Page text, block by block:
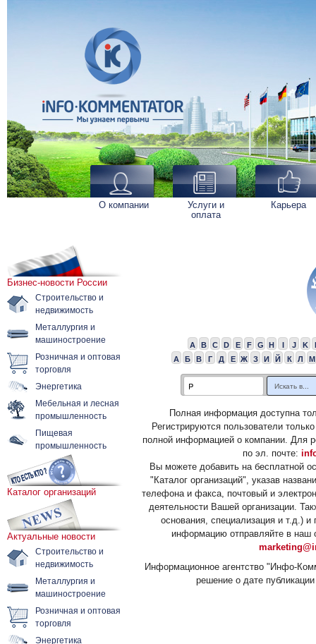
О компании
Услуги и
оплата
Карьера
Бизнес-новости России
Строительство и
недвижимость
Металлургия и
машиностроение
Розничная и оптовая
торговля
Энергетика
Мебельная и лесная
промышленность
Пищевая
промышленность
Каталог организаций
Актуальные новости
Строительство и
недвижимость
Металлургия и
машиностроение
Розничная и оптовая
торговля
Энергетика
A B C D E F G H I J K
А
Б В Г Д Е Ж З И Й К Л М
Полная информация доступна
Регистрируются пользователи
полной информацией о компании. Для
по эл. почте:
Вы можете добавить на бесплатной
"Каталог организаций", указав
телефона и факса, почтовый и
деятельности Вашей организации.
основания, специализация и т.д.)
информацию отправляйте в наш
Информационное агентство "Инфо-
решение о дате